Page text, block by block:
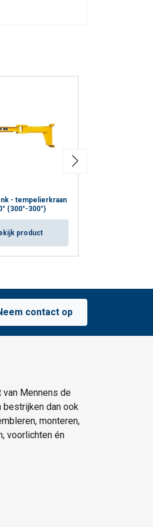
- tempelierkraan
(300°-300°)
product
contact op
van Mennens de
bestrijken dan ook
monteren,
voorlichten én